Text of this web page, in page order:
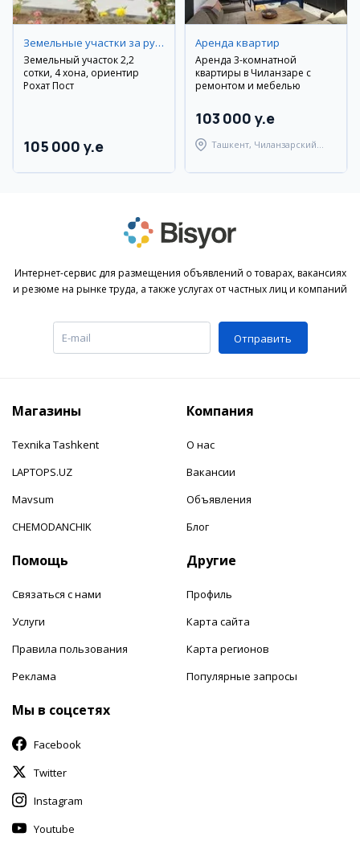
Земельные участки за рубежом
Земельный участок 2,2
сотки, 4 хона, ориентир
Рохат Пост
105 000 y.e
Аренда квартир
Аренда 3-комнатной
квартиры в Чиланзаре с
ремонтом и мебелью
103 000 y.e
Ташкент, Чиланзарский
Интернет-сервис для размещения объявлений о товарах, вакансиях
и резюме на рынке труда, а также услугах от частных лиц и компаний
Отправить
Магазины
Texnika Tashkent
LAPTOPS.UZ
Mavsum
CHEMODANCHIK
Компания
О нас
Вакансии
Объявления
Блог
Помощь
Связаться с нами
Услуги
Правила пользования
Реклама
Другие
Профиль
Карта сайта
Карта регионов
Популярные запросы
Мы в соцсетях
Facebook
Twitter
Instagram
Youtube